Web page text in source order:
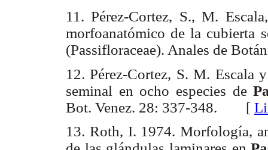
11.Pérez-Cortez, S., M.
morfoanatómico de la cubierta
(Passifloraceae). Anales de
12.Pérez-Cortez, S. M. Escala
seminal en ocho especies de
Bot. Venez. 28: 337-348. [
13. Roth, I. 1974. Morfología,